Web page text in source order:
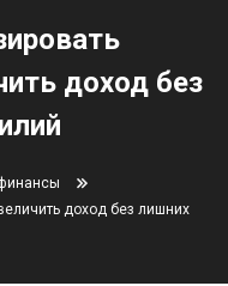
доход без
доход без лишних